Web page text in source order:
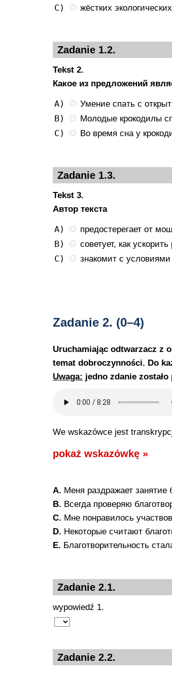
C) жёстких
Zadanie 1.2.
Tekst 2.
Какое из предложений
A) Умение спать с
B) Молодые крокодилы
C) Во время сна у
Zadanie 1.3.
Tekst 3.
Автор текста
A) предостерегает от
B) советует, как
C) знакомит с условиями
Zadanie 2. (0–4)
Uruchamiając odtwarzacz z
temat dobroczynności. Do
Uwaga: jedno zdanie
We wskazówce jest
pokaż wskazówkę »
A. Меня раздражает занятие
B. Всегда проверяю
C. Мне понравилось
D. Некоторые считают
E. Благотворительность
Zadanie 2.1.
wypowiedź 1.
Zadanie 2.2.